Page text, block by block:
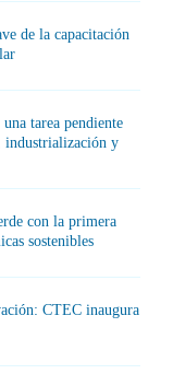
de la capacitación
tarea pendiente
industrialización y
con la primera
sostenibles
CTEC inaugura